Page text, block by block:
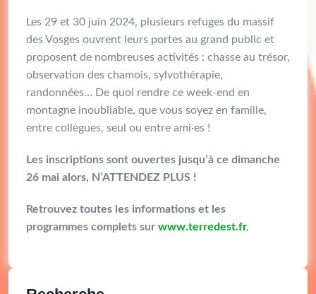
Les 29 et 30 juin 2024, plusieurs refuges du massif
des Vosges ouvrent leurs portes au grand public et
proposent de nombreuses activités : chasse au trésor,
observation des chamois, sylvothérapie,
randonnées… De quoi rendre ce week-end en
montagne inoubliable, que vous soyez en famille,
entre collègues, seul ou entre ami·es !
Les inscriptions sont ouvertes jusqu’à ce dimanche
26 mai alors, N’ATTENDEZ PLUS !
Retrouvez toutes les informations et les
programmes complets sur www.terredest.fr.